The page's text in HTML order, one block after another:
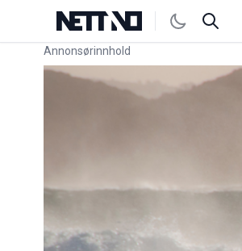
Annonsørinnhold
Link for annonse